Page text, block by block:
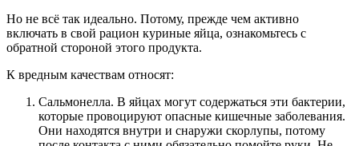
Но не всё так идеально. Потому, прежде чем активно
включать в свой рацион куриные яйца, ознакомьтесь с
обратной стороной этого продукта.
К вредным качествам относят:
Сальмонелла. В яйцах могут содержаться эти бактерии,
которые провоцируют опасные кишечные заболевания.
Они находятся внутри и снаружи скорлупы, потому